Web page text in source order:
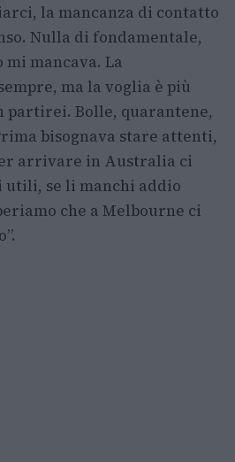
la mancanza di contatto
Nulla di fondamentale,
mi mancava. La
ma la voglia è più
Bolle, quarantene,
bisognava stare attenti,
arrivare in Australia ci
utili, se li manchi addio
che a Melbourne ci